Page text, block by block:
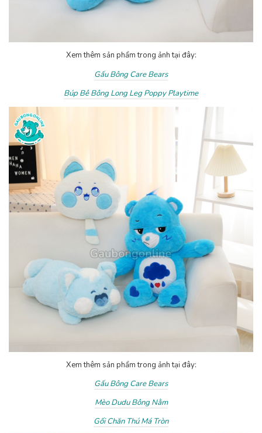
Xem thêm sản phẩm trong ảnh tại đây:
Gấu Bông Care Bears
Búp Bê Bông Long Leg Poppy Playtime
Xem thêm sản phẩm trong ảnh tại đây:
Gấu Bông Care Bears
Mèo Dudu Bông Nằm
Gối Chăn Thú Má Tròn